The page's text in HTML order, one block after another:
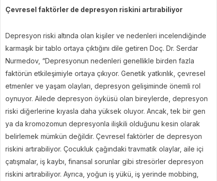
Çevresel faktörler de depresyon riskini artırabiliyor
Depresyon riski altında olan kişiler ve nedenleri incelendiğinde
karmaşık bir tablo ortaya çıktığını dile getiren Doç. Dr. Serdar
Nurmedov, “Depresyonun nedenleri genellikle birden fazla
faktörün etkileşimiyle ortaya çıkıyor. Genetik yatkınlık, çevresel
etmenler ve yaşam olayları, depresyon gelişiminde önemli rol
oynuyor. Ailede depresyon öyküsü olan bireylerde, depresyon
riski diğerlerine kıyasla daha yüksek oluyor. Ancak, tek bir gen
ya da kromozomun depresyonla ilişkili olduğunu kesin olarak
belirlemek mümkün değildir. Çevresel faktörler de depresyon
riskini artırabiliyor. Çocukluk çağındaki travmatik olaylar, aile içi
çatışmalar, iş kaybı, finansal sorunlar gibi stresörler depresyon
riskini artırabiliyor. Ayrıca, yoğun iş yükü, iş yerinde mobbing,